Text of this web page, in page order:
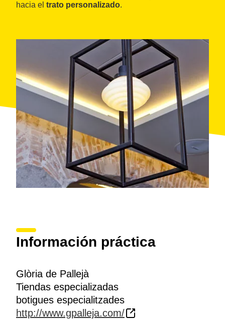
hacia el trato personalizado.
Información práctica
Glòria de Pallejà
Tiendas especializadas
botigues especialitzades
http://www.gpalleja.com/